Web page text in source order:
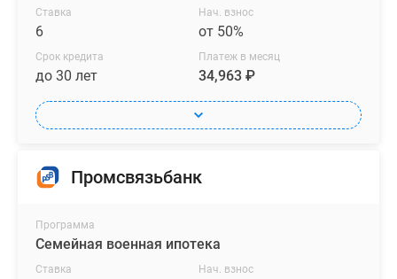
Ставка
6
Нач. взнос
от 50%
Срок кредита
до 30 лет
Платеж в месяц
34,963 ₽
Промсвязьбанк
Программа
Семейная военная ипотека
Ставка Нач. взнос